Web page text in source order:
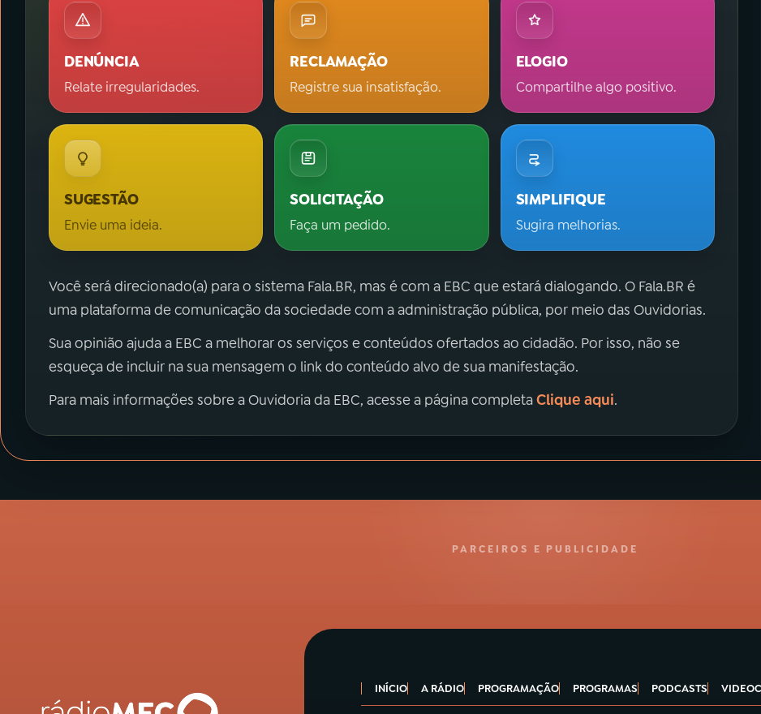
DENÚNCIA
Relate irregularidades.
RECLAMAÇÃO
Registre sua insatisfação.
ELOGIO
Compartilhe algo positivo.
SUGESTÃO
Envie uma ideia.
SOLICITAÇÃO
Faça um pedido.
SIMPLIFIQUE
Sugira melhorias.
Você será direcionado(a) para o sistema Fala.BR, mas é com a EBC que estará dialogando. O Fala.BR é
uma plataforma de comunicação da sociedade com a administração pública, por meio das Ouvidorias.
Sua opinião ajuda a EBC a melhorar os serviços e conteúdos ofertados ao cidadão. Por isso, não se
esqueça de incluir na sua mensagem o link do conteúdo alvo de sua manifestação.
Para mais informações sobre a Ouvidoria da EBC, acesse a página completaClique aqui.
PARCEIROS E PUBLICIDADE
INÍCIO A RÁDIO PROGRAMAÇÃO PROGRAMAS PODCASTS